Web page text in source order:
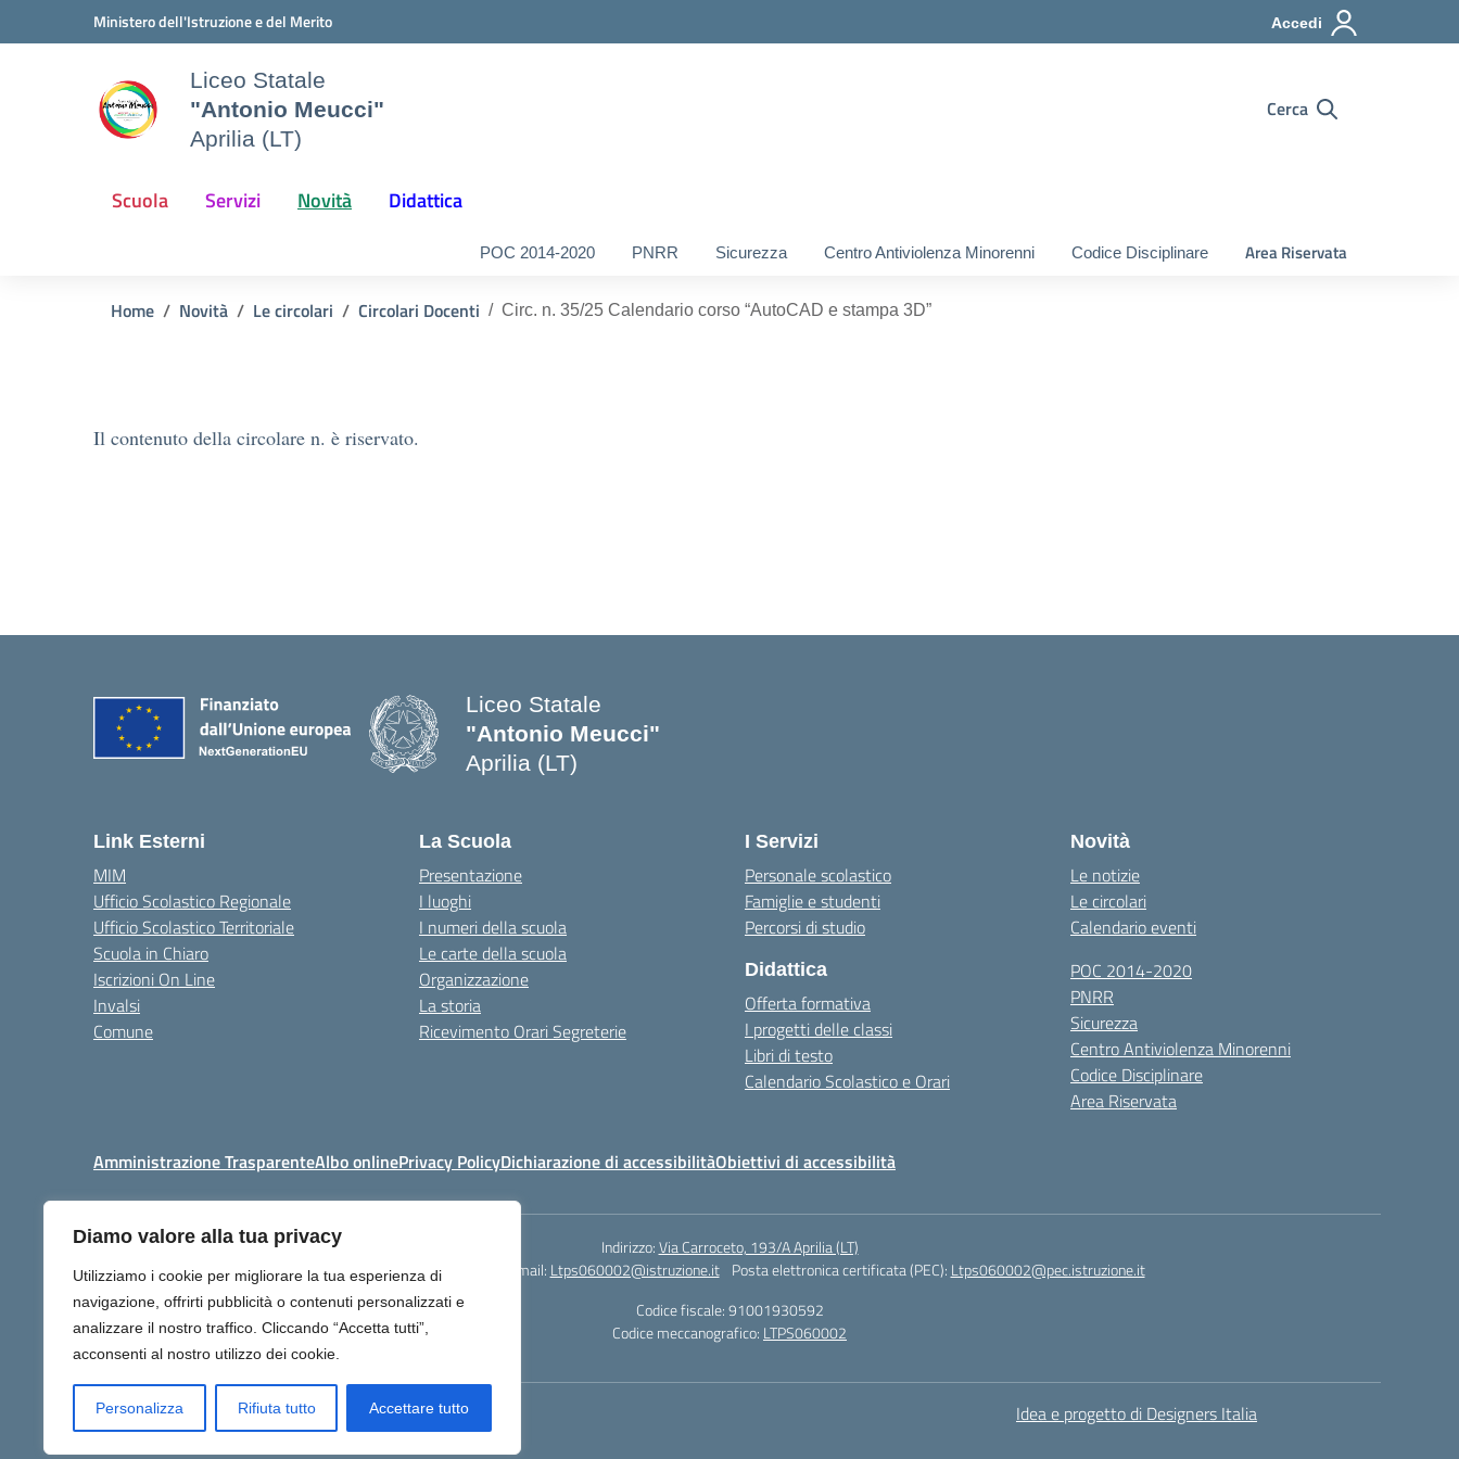
Diamo valore alla tua privacy
Utilizziamo i cookie per migliorare la tua esperienza di
navigazione, offrirti pubblicità o contenuti personalizzati e
analizzare il nostro traffico. Cliccando “Accetta tutti”,
acconsenti al nostro utilizzo dei cookie.
Personalizza Rifiuta tutto Accettare tutto
Vai ai contenuti
Vai al menu di navigazioneMinistero dell'Istruzione e del Merito Accedi
Liceo Statale
"Antonio Meucci"
Aprilia (LT)
Cerca
Scuola Servizi Novità Didattica
POC 2014-2020 PNRR Sicurezza Centro Antiviolenza Minorenni Codice Disciplinare Area Riservata
Home Novità Le circolari Circolari Docenti Circ. n. 35/25 Calendario corso “AutoCAD e stampa 3D”
Il contenuto della circolare n. è riservato.
Liceo Statale
"Antonio Meucci"
Aprilia (LT)
Link Esterni
MIM
Ufficio Scolastico Regionale
Ufficio Scolastico Territoriale
Scuola in Chiaro
Iscrizioni On Line
Invalsi
Comune
La Scuola
Presentazione
I luoghi
I numeri della scuola
Le carte della scuola
Organizzazione
La storia
Ricevimento Orari Segreterie
I Servizi
Personale scolastico
Famiglie e studenti
Percorsi di studio
Didattica
Offerta formativa
I progetti delle classi
Libri di testo
Calendario Scolastico e Orari
Novità
Le notizie
Le circolari
Calendario eventi
POC 2014-2020
PNRR
Sicurezza
Centro Antiviolenza Minorenni
Codice Disciplinare
Area Riservata
Amministrazione TrasparenteAlbo onlinePrivacy PolicyDichiarazione di accessibilitàObiettivi di accessibilità
Indirizzo:Via Carroceto, 193/A Aprilia (LT)
Centralino:+39 06 9257678 Email: Ltps060002@istruzione.it Posta elettronica certificata (PEC): Ltps060002@pec.istruzione.it
Codice fiscale: 91001930592
Codice meccanografico: LTPS060002
Idea e progetto di Designers Italia